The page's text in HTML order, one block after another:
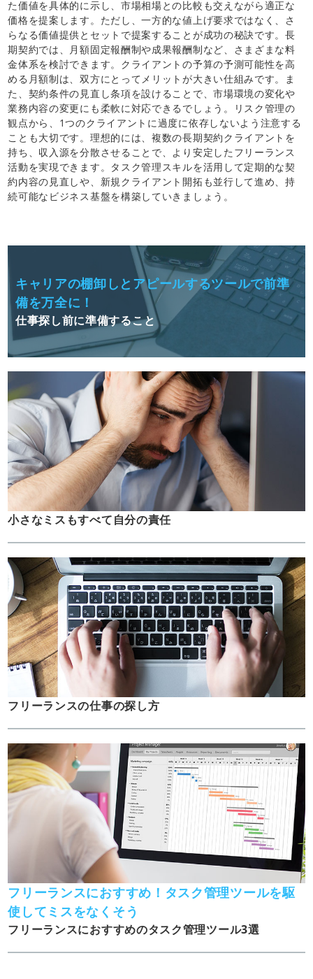
た価値を具体的に示し、市場相場との比較も交えながら適正な
価格を提案します。ただし、一方的な値上げ要求ではなく、さ
らなる価値提供とセットで提案することが成功の秘訣です。長
期契約では、月額固定報酬制や成果報酬制など、さまざまな料
金体系を検討できます。クライアントの予算の予測可能性を高
める月額制は、双方にとってメリットが大きい仕組みです。ま
た、契約条件の見直し条項を設けることで、市場環境の変化や
業務内容の変更にも柔軟に対応できるでしょう。リスク管理の
観点から、1つのクライアントに過度に依存しないよう注意する
ことも大切です。理想的には、複数の長期契約クライアントを
持ち、収入源を分散させることで、より安定したフリーランス
活動を実現できます。タスク管理スキルを活用して定期的な契
約内容の見直しや、新規クライアント開拓も並行して進め、持
続可能なビジネス基盤を構築していきましょう。
キャリアの棚卸しとアピールするツールで前準
備を万全に！
仕事探し前に準備すること
小さなミスもすべて自分の責任
フリーランスの仕事の探し方
フリーランスにおすすめ！タスク管理ツールを駆
使してミスをなくそう
フリーランスにおすすめのタスク管理ツール3選